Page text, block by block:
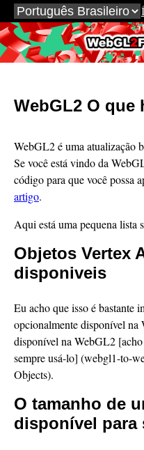
WebGL2 O que
WebGL2 é uma atualização
Se você está vindo da
código para que você possa
artigo.
Aqui está uma pequena lista
Objetos Vertex
disponiveis
Eu acho que isso é bastante
opcionalmente disponível na
disponível na WebGL2
sempre usá-lo] (webgl1-to-
Objects).
O tamanho de
disponível para